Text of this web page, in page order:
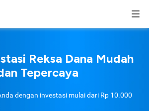
Reksa Dana Mudah
Tepercaya
dengan investasi mulai dari Rp 10.000